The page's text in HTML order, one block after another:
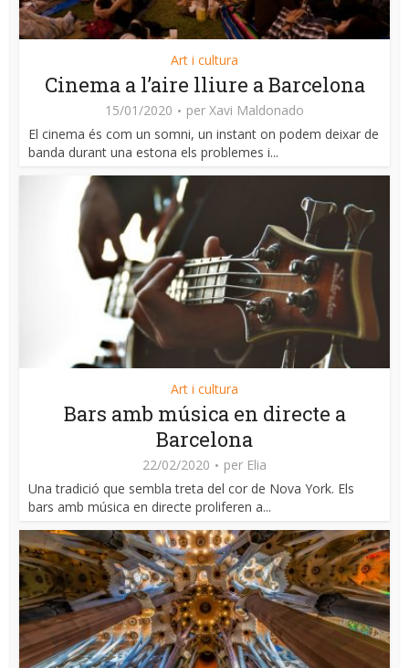
Art i cultura
Cinema a l’aire lliure a Barcelona
15/01/2020 per Xavi Maldonado
El cinema és com un somni, un instant on podem deixar de
banda durant una estona els problemes i...
Art i cultura
Bars amb música en directe a
Barcelona
22/02/2020 per Elia
Una tradició que sembla treta del cor de Nova York. Els
bars amb música en directe proliferen a...